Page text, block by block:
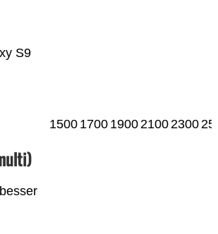
S9
1500 1700 190021002300